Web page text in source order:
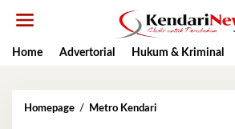
Home
Advertorial Hukum & Kriminal
Homepage / Metro KendariSambut